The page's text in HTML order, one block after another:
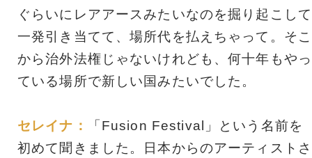
ぐらいにレアアースみたいなのを掘り起こして
一発引き当てて、場所代を払えちゃって。そこ
から治外法権じゃないけれども、何十年もやっ
ている場所で新しい国みたいでした。
セレイナ：
「Fusion Festival」という名前を
初めて聞きました。日本からのアーティストさ